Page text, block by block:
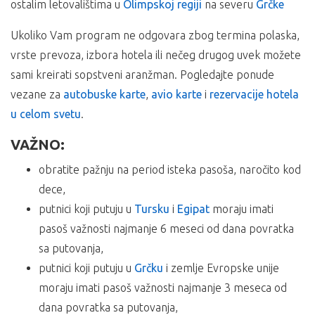
30% prilikom rezervacije, a ostatak kreditnim karticama
Ukoliko Vam ponuda za Hotel IONI Paralia ne odgovara
pogledajte ponudu ostalih smeštaja u letovalištu
ili
Doplate u odnosu na mesto ulaska putnika u autobus:
iz SUBOTICE u 15:30h sa autobuske stanice – doplata
3000,00 din po osobi /minimum 20 putnika/;
iz NOVOG SADA u 17:30h sa parkinga kod BIG-a –
doplata 2500,00 din po osobi /SIGURAN POLAZAK/;
sa autoputa kod STARE PAZOVE u 18h PETROL pumpa –
*Doplate se ostvaruju isključivo shodno mestu ulaska
ARANŽMAN OBUHVATA:
Vanlinijski prevoz autobusom na relaciji Beograd –
Halkidiki – Beograd,
boravak od 10 noćenja u odabranom objektu sa
uslugom po izboru,
troškove organizacije putovanja i usluge predstavnika
agencije organizatora putovanja ili inopartnera za
ostalim letovalištima u Olimpskoj regiji na severu Grčke
Ukoliko Vam program ne odgovara zbog termina polaska,
vrste prevoza, izbora hotela ili nečeg drugog uvek možete
sami kreirati sopstveni aranžman. Pogledajte ponude
vezane za autobuske karte, avio karte i rezervacije hotela
u celom svetu.
VAŽNO:
obratite pažnju na period isteka pasoša, naročito kod
dece,
putnici koji putuju u Tursku i Egipat moraju imati
pasoš važnosti najmanje 6 meseci od dana povratka
sa putovanja,
putnici koji putuju u Grčku i zemlje Evropske unije
moraju imati pasoš važnosti najmanje 3 meseca od
dana povratka sa putovanja,